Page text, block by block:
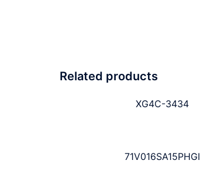
Related products
XG4C-3434
71V016SA15PHGI